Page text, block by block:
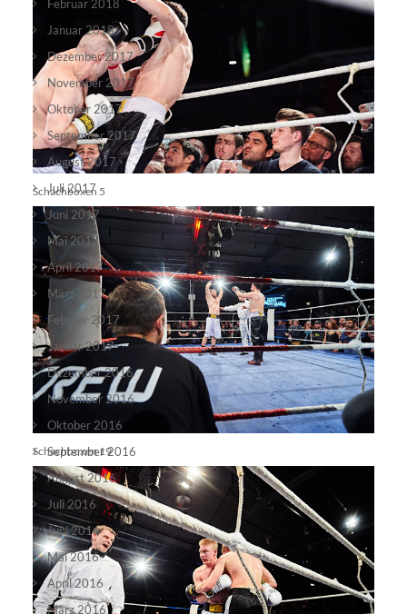
Schachboxen 5
Schachboxen 19
Februar 2018
Januar 2018
Dezember 2017
November 2017
Oktober 2017
September 2017
August 2017
Juli 2017
Juni 2017
Mai 2017
April 2017
März 2017
Februar 2017
Januar 2017
Dezember 2016
November 2016
Oktober 2016
September 2016
August 2016
Juli 2016
Juni 2016
Mai 2016
April 2016
März 2016